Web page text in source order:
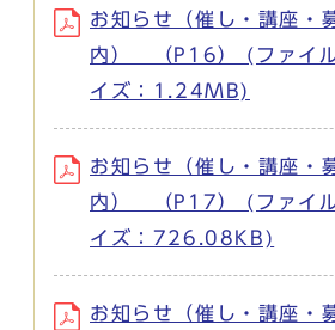
お知らせ（催し・講座・
内） （P16） (ファイ
イズ：1.24MB)
お知らせ（催し・講座・
内） （P17） (ファイ
イズ：726.08KB)
お知らせ（催し・講座・